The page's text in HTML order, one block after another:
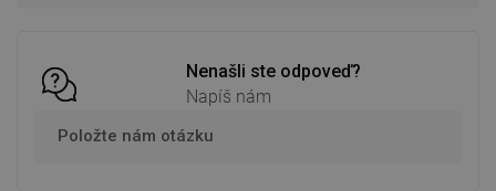
Nenašli ste odpoveď?
Napíš nám
Položte nám otázku